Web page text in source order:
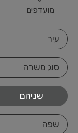
מועדפים
עיר
סוג משרה
שניהם
שפה